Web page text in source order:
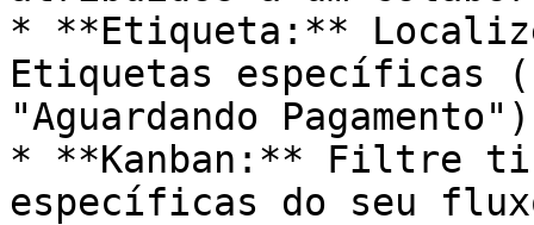
* **Etiqueta:**
Etiquetas específicas
"Aguardando
* **Kanban:** Filtre
específicas do seu